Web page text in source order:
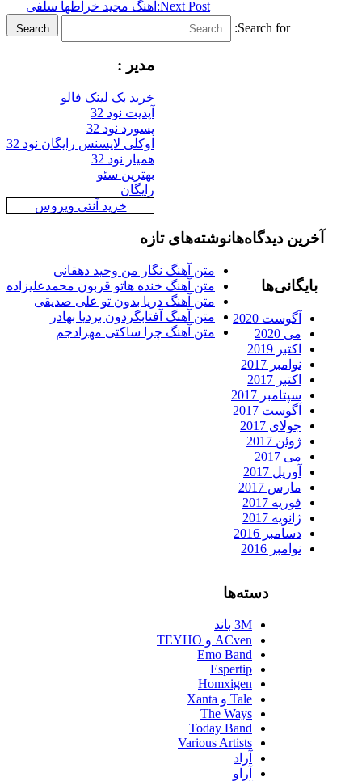
Next Post: اهنگ مجید خراطها سلفی
Search for:
Search
مدیر :
خرید بک لینک فالو
آپدیت نود 32
پسورد نود 32
اوکلی لایسنس رایگان نود 32
همیار نود 32
بهترین سئو
رایگان
خرید آنتی ویروس
نوشته‌های تازه
متن آهنگ نگار من وحید دهقانی
متن آهنگ خنده هاتو قربون محمدعلیزاده
متن آهنگ دریا بدون تو علی صدیقی
متن آهنگ آفتابگردون بردیا بهادر
متن آهنگ چرا ساکتی مهرادجم
آخرین دیدگاه‌ها
بایگانی‌ها
آگوست 2020
می 2020
اکتبر 2019
نوامبر 2017
اکتبر 2017
سپتامبر 2017
آگوست 2017
جولای 2017
ژوئن 2017
می 2017
آوریل 2017
مارس 2017
فوریه 2017
ژانویه 2017
دسامبر 2016
نوامبر 2016
دسته‌ها
ACven و TEYHO
Emo Band
Espertip
Homxigen
Tale و Xanta
The Ways
Today Band
Various Artists